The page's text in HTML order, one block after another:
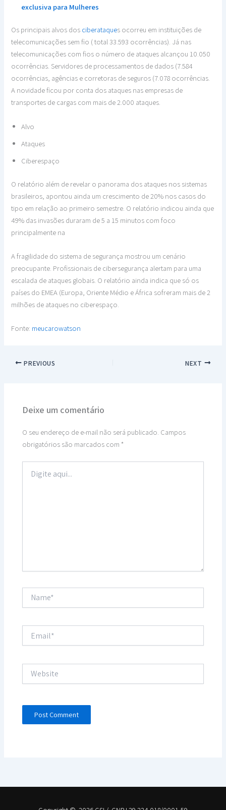
exclusiva para Mulheres
Os principais alvos dos ciberataques ocorreu em instituições de
telecomunicações sem fio ( total 33.593 ocorrências). Já nas
telecomunicações com fios o número de ataques alcançou 10.050
ocorrências. Servidores de processamentos de dados (7.584
ocorrências, agências e corretoras de seguros (7.078 ocorrências.
A novidade ficou por conta dos ataques nas empresas de
transportes de cargas com mais de 2.000 ataques.
Alvo
Ataques
Ciberespaço
O relatório além de revelar o panorama dos ataques nos sistemas
brasileiros, apontou ainda um crescimento de 20% nos casos do
tipo em relação ao primeiro semestre. O relatório indicou ainda que
49% das invasões duraram de 5 a 15 minutos com foco
principalmente na
A fragilidade do sistema de segurança mostrou um cenário
preocupante. Profissionais de cibersegurança alertam para uma
escalada de ataques globais. O relatório ainda indica que só os
países do EMEA (Europa, Oriente Médio e África sofreram mais de 2
milhões de ataques no ciberespaço.
Fonte: meucarowatson
PREVIOUS NEXT
Deixe um comentário
O seu endereço de e-mail não será publicado. Campos
obrigatórios são marcados com*
aqui...